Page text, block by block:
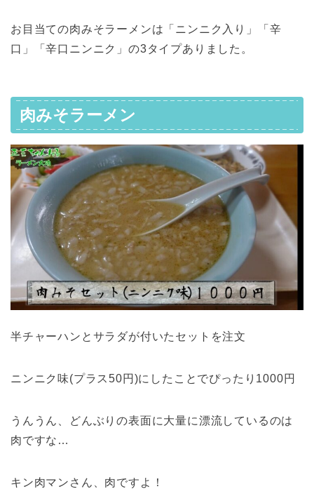
お目当ての肉みそラーメンは「ニンニク入り」「辛
口」「辛口ニンニク」の3タイプありました。
肉みそラーメン
半チャーハンとサラダが付いたセットを注文
ニンニク味(プラス50円)にしたことでぴったり1000円
うんうん、どんぶりの表面に大量に漂流しているのは
肉ですな…
キン肉マンさん、肉ですよ！